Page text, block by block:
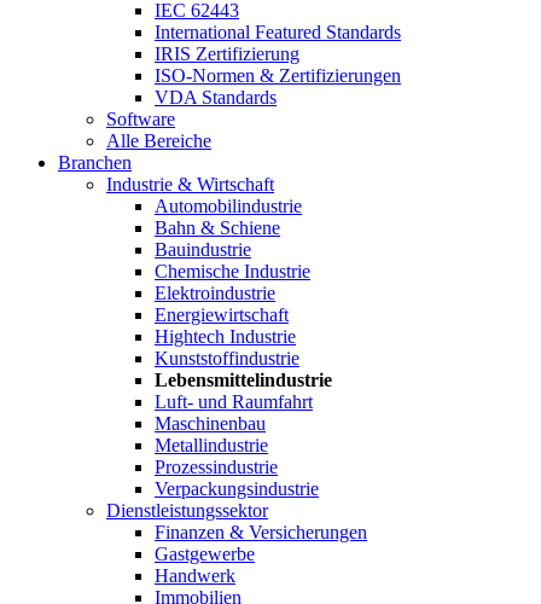
IEC 62443
International Featured Standards
IRIS Zertifizierung
ISO-Normen & Zertifizierungen
VDA Standards
Software
Alle Bereiche
Branchen
Industrie & Wirtschaft
Automobilindustrie
Bahn & Schiene
Bauindustrie
Chemische Industrie
Elektroindustrie
Energiewirtschaft
Hightech Industrie
Kunststoffindustrie
Lebensmittelindustrie
Luft- und Raumfahrt
Maschinenbau
Metallindustrie
Prozessindustrie
Verpackungsindustrie
Dienstleistungssektor
Finanzen & Versicherungen
Gastgewerbe
Handwerk
Immobilien